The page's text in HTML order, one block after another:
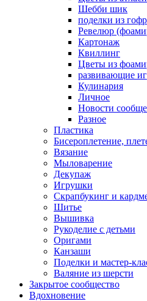
Шебби шик
поделки из
Ревелюр
Картонаж
Квиллинг
Цветы из
развивающие
Кулинария
Личное
Новости
Разное
Пластика
Бисероплетение,
Вязание
Мыловарение
Декупаж
Игрушки
Скрапбукинг и
Шитье
Вышивка
Рукоделие с детьми
Оригами
Канзаши
Поделки и мастер-
Валяние из шерсти
Закрытое сообщество
Вдохновение